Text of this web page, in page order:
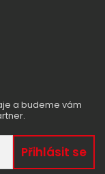
a budeme vám